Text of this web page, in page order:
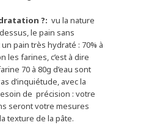
?: vu la nature
le pain sans
pain très hydraté : 70% à
les farines, c’est à dire
70 à 80g d’eau sont
d’inquiétude, avec la
de précision : votre
seront votre mesures
texture de la pâte.